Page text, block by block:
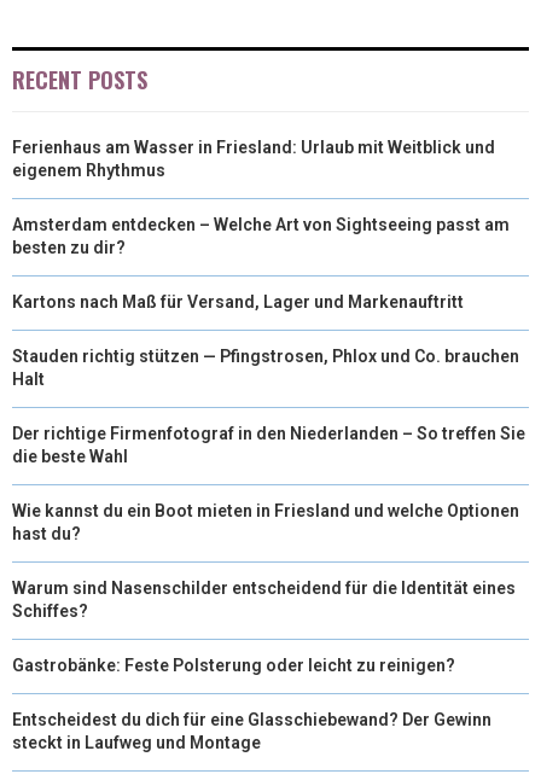
E
)
K S N
RECENT POSTS
Ferienhaus am Wasser in Friesland: Urlaub mit Weitblick und
eigenem Rhythmus
Amsterdam entdecken – Welche Art von Sightseeing passt am
besten zu dir?
Kartons nach Maß für Versand, Lager und Markenauftritt
Stauden richtig stützen — Pfingstrosen, Phlox und Co. brauchen
Halt
Der richtige Firmenfotograf in den Niederlanden – So treffen Sie
die beste Wahl
Wie kannst du ein Boot mieten in Friesland und welche Optionen
hast du?
Warum sind Nasenschilder entscheidend für die Identität eines
Schiffes?
Gastrobänke: Feste Polsterung oder leicht zu reinigen?
Entscheidest du dich für eine Glasschiebewand? Der Gewinn
steckt in Laufweg und Montage